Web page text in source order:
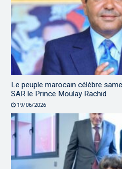
Le peuple marocain célèbre
SAR le Prince Moulay Rachid
19/06/2026